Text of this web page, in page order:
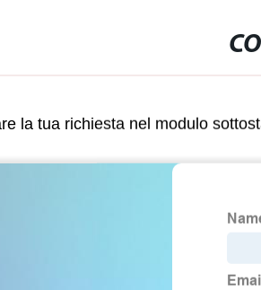
la tua richiesta nel modulo